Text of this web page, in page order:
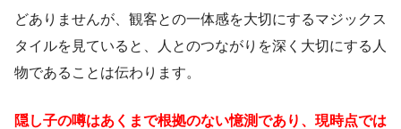
どありませんが、観客との一体感を大切にするマジックス
タイルを見ていると、人とのつながりを深く大切にする人
物であることは伝わります。
隠し子の噂はあくまで根拠のない憶測であり、現時点では